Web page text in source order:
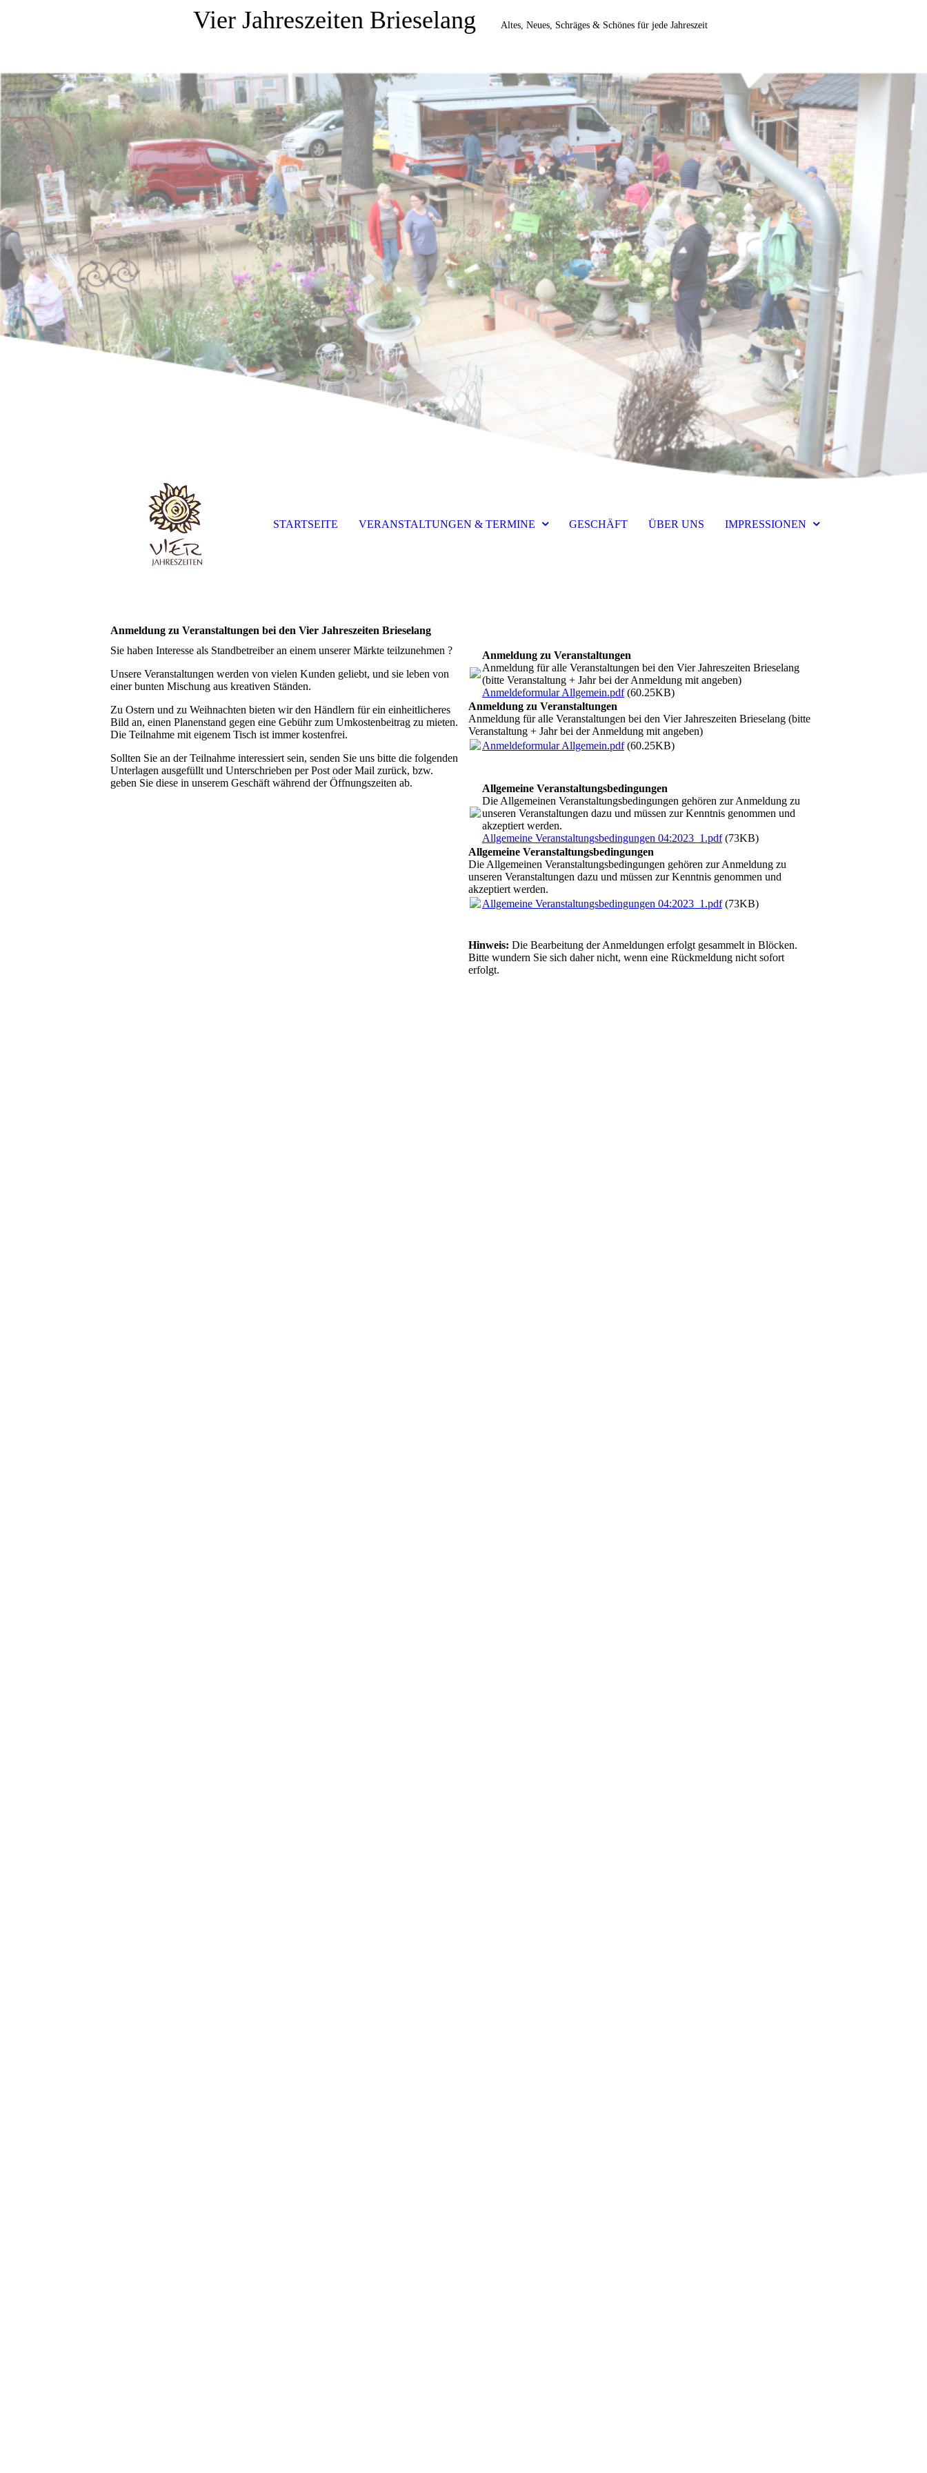
Vier Jahreszeiten Brieselang Altes, Neues, Schräges & Schönes für jede Jahreszeit
STARTSEITE VERANSTALTUNGEN & TERMINE GESCHÄFT ÜBER UNS IMPRESSIONEN
Anmeldung zu Veranstaltungen bei den Vier Jahreszeiten Brieselang
Sie haben Interesse als Standbetreiber an einem unserer Märkte teilzunehmen ?
Unsere Veranstaltungen werden von vielen Kunden geliebt, und sie leben von
einer bunten Mischung aus kreativen Ständen.
Zu Ostern und zu Weihnachten bieten wir den Händlern für ein einheitlicheres
Bild an, einen Planenstand gegen eine Gebühr zum Umkostenbeitrag zu mieten.
Die Teilnahme mit eigenem Tisch ist immer kostenfrei.
Sollten Sie an der Teilnahme interessiert sein, senden Sie uns bitte die folgenden
Unterlagen ausgefüllt und Unterschrieben per Post oder Mail zurück, bzw.
geben Sie diese in unserem Geschäft während der Öffnungszeiten ab.
Anmeldung zu Veranstaltungen
Anmeldung für alle Veranstaltungen bei den Vier Jahreszeiten Brieselang
(bitte Veranstaltung + Jahr bei der Anmeldung mit angeben)
Anmeldeformular Allgemein.pdf(60.25KB)
Anmeldung zu Veranstaltungen
Anmeldung für alle Veranstaltungen bei den Vier Jahreszeiten Brieselang (bitte
Veranstaltung + Jahr bei der Anmeldung mit angeben)
Anmeldeformular Allgemein.pdf(60.25KB)
Allgemeine Veranstaltungsbedingungen
Die Allgemeinen Veranstaltungsbedingungen gehören zur Anmeldung zu
unseren Veranstaltungen dazu und müssen zur Kenntnis genommen und
akzeptiert werden.
Allgemeine Veranstaltungsbedingungen 04:2023_1.pdf(73KB)
Allgemeine Veranstaltungsbedingungen
Die Allgemeinen Veranstaltungsbedingungen gehören zur Anmeldung zu
unseren Veranstaltungen dazu und müssen zur Kenntnis genommen und
akzeptiert werden.
Allgemeine Veranstaltungsbedingungen 04:2023_1.pdf(73KB)
Hinweis: Die Bearbeitung der Anmeldungen erfolgt gesammelt in Blöcken.
Bitte wundern Sie sich daher nicht, wenn eine Rückmeldung nicht sofort
erfolgt.